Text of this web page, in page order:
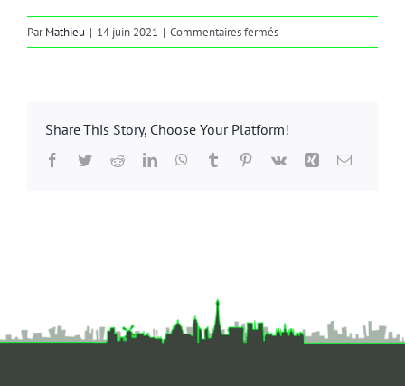
ParMathieu | 14 juin 2021 | Commentaires ferméssur
bacchanales
Share This Story, Choose Your Platform!
Facebook
TwitterRedditLinkedInWhatsApp
Tumblr Pinterest
Vk Xing Email